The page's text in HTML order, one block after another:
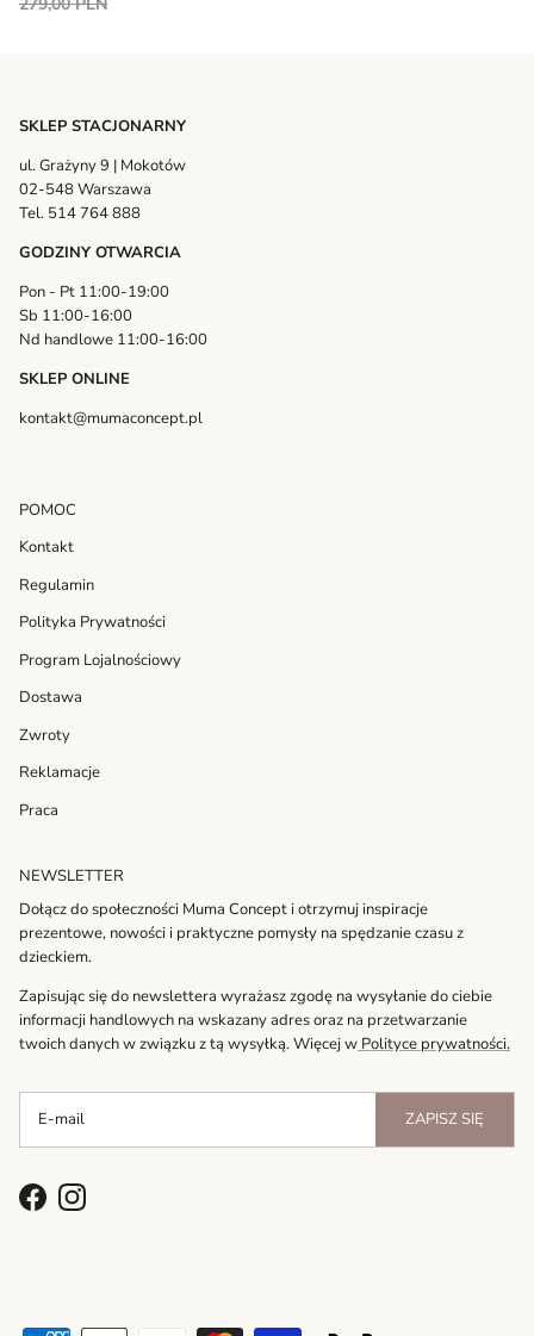
279,00 PLN
SKLEP STACJONARNY
ul. Grażyny 9 | Mokotów
02-548 Warszawa
Tel. 514 764 888
GODZINY OTWARCIA
Pon - Pt 11:00-19:00
Sb 11:00-16:00
Nd handlowe 11:00-16:00
SKLEP ONLINE
kontakt@mumaconcept.pl
POMOC
Kontakt
Regulamin
Polityka Prywatności
Program Lojalnościowy
Dostawa
Zwroty
Reklamacje
Praca
NEWSLETTER
Dołącz do społeczności Muma Concept i otrzymuj inspiracje
prezentowe, nowości i praktyczne pomysły na spędzanie czasu z
dzieckiem.
Zapisując się do newslettera wyrażasz zgodę na wysyłanie do ciebie
informacji handlowych na wskazany adres oraz na przetwarzanie
twoich danych w związku z tą wysyłką. Więcej w Polityce prywatności.
ZAPISZ SIĘ
FacebookInstagram